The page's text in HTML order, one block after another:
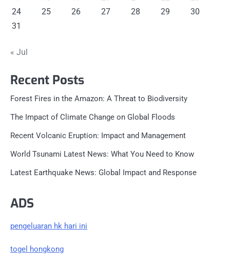
24
25 26 27 28 29
30
31
« Jul
Recent Posts
Forest Fires in the Amazon: A Threat to Biodiversity
The Impact of Climate Change on Global Floods
Recent Volcanic Eruption: Impact and Management
World Tsunami Latest News: What You Need to Know
Latest Earthquake News: Global Impact and Response
ADS
pengeluaran hk hari ini
togel hongkong